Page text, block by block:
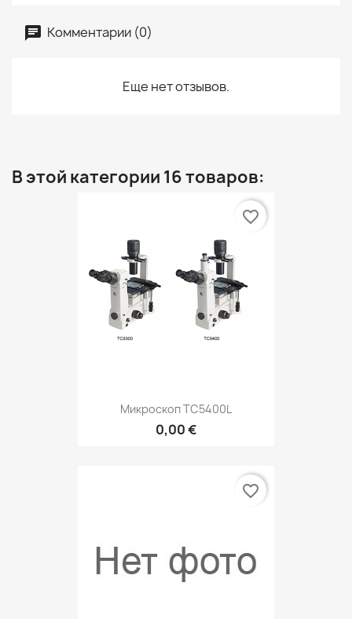
Комментарии (0)
Еще нет отзывов.
В этой категории 16 товаров:
Микроскоп ТС5400L
0,00 €
favorite_border
favorite_border